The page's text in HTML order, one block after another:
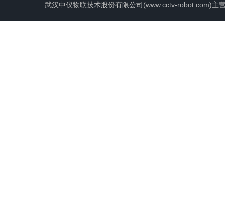
武汉中仪物联技术股份有限公司(www.cctv-robot.com)主